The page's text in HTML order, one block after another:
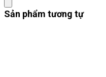
Sản phẩm tương tự